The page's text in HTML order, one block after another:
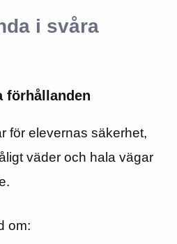
i svåra
förhållanden
för elevernas säkerhet,
väder och hala vägar
om: